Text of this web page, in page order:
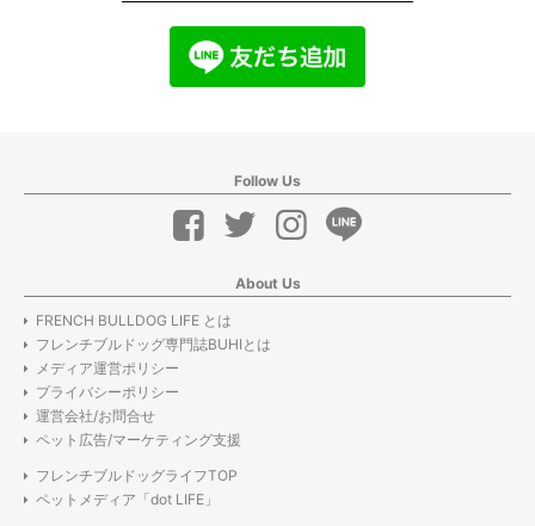
Follow Us
About Us
FRENCH BULLDOG LIFE とは
フレンチブルドッグ専門誌BUHIとは
メディア運営ポリシー
プライバシーポリシー
運営会社/お問合せ
ペット広告/マーケティング支援
フレンチブルドッグライフTOP
ペットメディア「dot LIFE」